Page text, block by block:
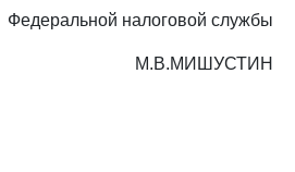
Федеральной налоговой службы
М.В.МИШУСТИН